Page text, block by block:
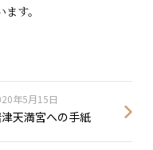
す。
年5月15日
天満宮への手紙